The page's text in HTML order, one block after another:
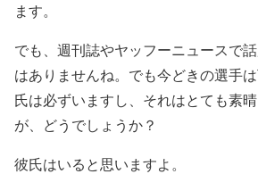
ます。
でも、週刊誌やヤッフーニュースで
はありませんね。でも今どきの選手
氏は必ずいますし、それはとても素
が、どうでしょうか？
彼氏はいると思いますよ。